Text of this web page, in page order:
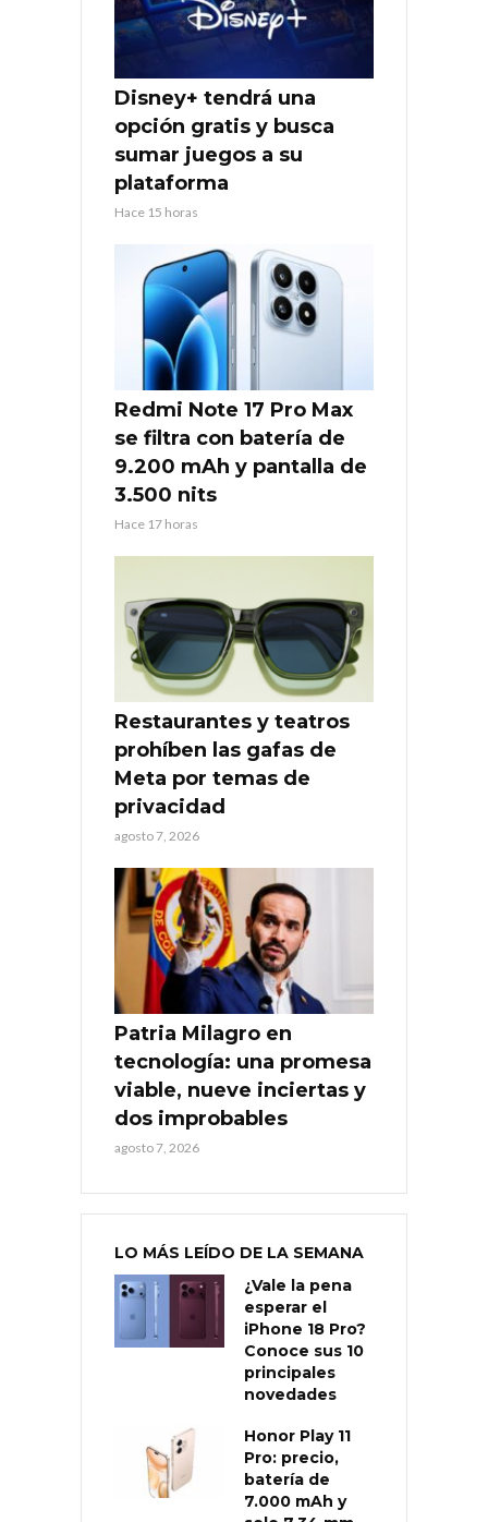
Disney+ tendrá una
opción gratis y busca
sumar juegos a su
plataforma
Hace 15 horas
Redmi Note 17 Pro Max
se filtra con batería de
9.200 mAh y pantalla de
3.500 nits
Hace 17 horas
Restaurantes y teatros
prohíben las gafas de
Meta por temas de
privacidad
agosto 7, 2026
Patria Milagro en
tecnología: una promesa
viable, nueve inciertas y
dos improbables
agosto 7, 2026
LO MÁS LEÍDO DE LA SEMANA
¿Vale la pena
esperar el
iPhone 18 Pro?
Conoce sus 10
principales
novedades
Honor Play 11
Pro: precio,
batería de
7.000 mAh y